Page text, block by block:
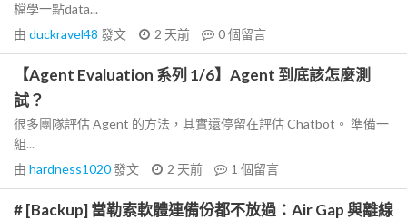
檔學一點data...
由 duckravel48 發文 2 天前 0個留言
【Agent Evaluation 系列 1/6】Agent 到底該怎麼測
試？
很多團隊評估 Agent 的方法，其實還停留在評估 Chatbot。 準備一
組...
由 hardness1020發文 2 天前 1 個留言
# [Backup] 當勒索軟體連備份都不放過：Air Gap 與離線